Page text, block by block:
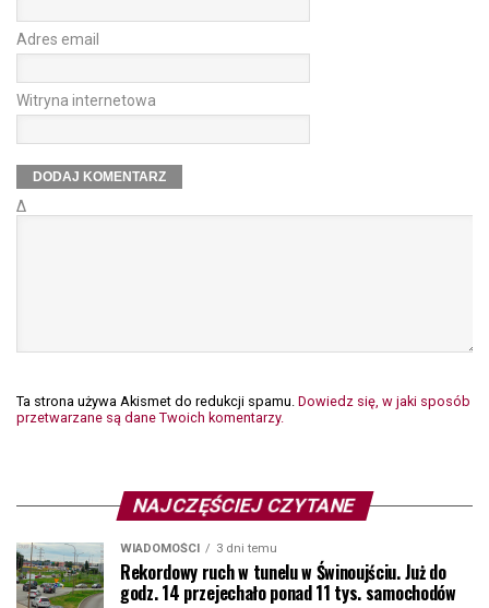
Adres email
Witryna internetowa
Δ
Ta strona używa Akismet do redukcji spamu. Dowiedz się, w jaki sposób
przetwarzane są dane Twoich komentarzy.
NAJCZĘŚCIEJ CZYTANE
WIADOMOŚCI 3 dni temu
Rekordowy ruch w tunelu w Świnoujściu. Już do
godz. 14 przejechało ponad 11 tys. samochodów